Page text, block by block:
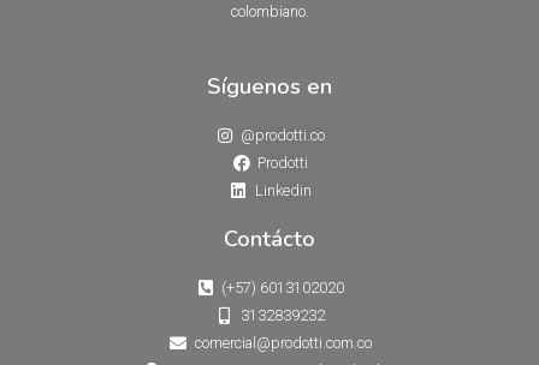
colombiano.
Síguenos en
@prodotti.co
Prodotti
Linkedin
Contácto
(+57) 6013102020
3132839232
comercial@prodotti.com.co